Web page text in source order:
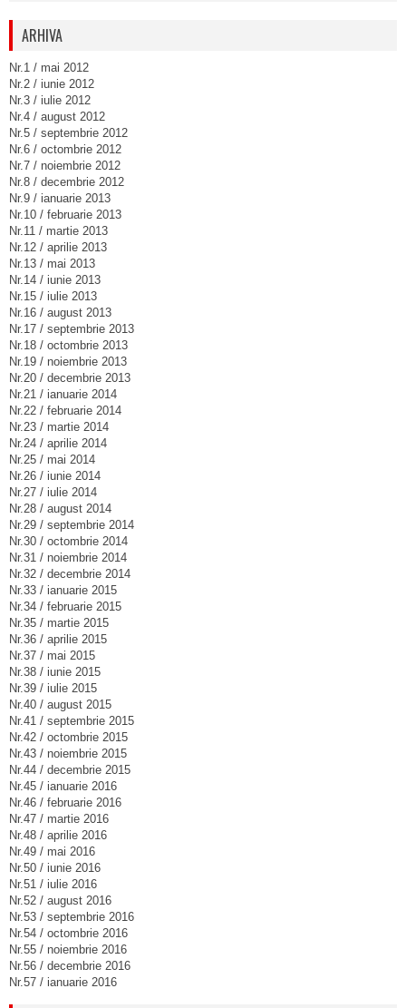
ARHIVA
Nr.1 / mai 2012
Nr.2 / iunie 2012
Nr.3 / iulie 2012
Nr.4 / august 2012
Nr.5 / septembrie 2012
Nr.6 / octombrie 2012
Nr.7 / noiembrie 2012
Nr.8 / decembrie 2012
Nr.9 / ianuarie 2013
Nr.10 / februarie 2013
Nr.11 / martie 2013
Nr.12 / aprilie 2013
Nr.13 / mai 2013
Nr.14 / iunie 2013
Nr.15 / iulie 2013
Nr.16 / august 2013
Nr.17 / septembrie 2013
Nr.18 / octombrie 2013
Nr.19 / noiembrie 2013
Nr.20 / decembrie 2013
Nr.21 / ianuarie 2014
Nr.22 / februarie 2014
Nr.23 / martie 2014
Nr.24 / aprilie 2014
Nr.25 / mai 2014
Nr.26 / iunie 2014
Nr.27 / iulie 2014
Nr.28 / august 2014
Nr.29 / septembrie 2014
Nr.30 / octombrie 2014
Nr.31 / noiembrie 2014
Nr.32 / decembrie 2014
Nr.33 / ianuarie 2015
Nr.34 / februarie 2015
Nr.35 / martie 2015
Nr.36 / aprilie 2015
Nr.37 / mai 2015
Nr.38 / iunie 2015
Nr.39 / iulie 2015
Nr.40 / august 2015
Nr.41 / septembrie 2015
Nr.42 / octombrie 2015
Nr.43 / noiembrie 2015
Nr.44 / decembrie 2015
Nr.45 / ianuarie 2016
Nr.46 / februarie 2016
Nr.47 / martie 2016
Nr.48 / aprilie 2016
Nr.49 / mai 2016
Nr.50 / iunie 2016
Nr.51 / iulie 2016
Nr.52 / august 2016
Nr.53 / septembrie 2016
Nr.54 / octombrie 2016
Nr.55 / noiembrie 2016
Nr.56 / decembrie 2016
Nr.57 / ianuarie 2016